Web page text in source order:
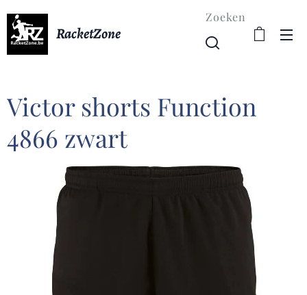
RacketZone
Zoeken
Victor shorts Function
4866 zwart